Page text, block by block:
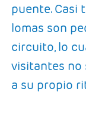
puente. Casi
lomas son
circuito, lo
visitantes no
a su propio